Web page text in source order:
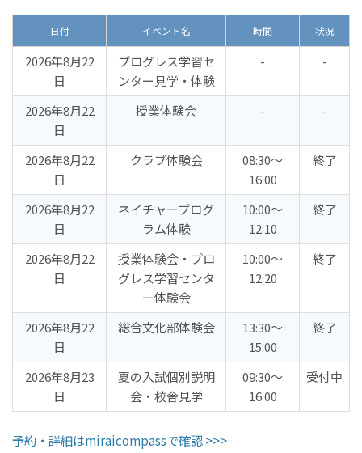
日付 イベント名 時間 状況
2026年8月22
日
プログレス学習セ
ンター見学・体験
- -
2026年8月22
日
授業体験会 - -
2026年8月22
日
クラブ体験会
08:30〜
16:00
終了
2026年8月22
日
ネイチャープログ
ラム体験
10:00〜
12:10
終了
2026年8月22
日
授業体験会・プロ
グレス学習センタ
ー体験会
10:00〜
12:20
終了
2026年8月22
日
総合文化部体験会
13:30〜
15:00
終了
2026年8月23
日
夏の入試個別説明
会・校舎見学
09:30〜
16:00
受付中
予約・詳細はmiraicompassで確認 >>>